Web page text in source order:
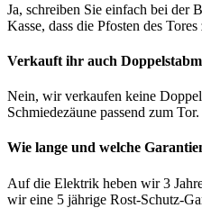
Ja, schreiben Sie einfach bei der
Kasse, dass die Pfosten des
Verkauft ihr auch
Nein, wir verkaufen keine
Schmiedezäune passend zum Tor.
Wie lange und welche
Auf die Elektrik heben wir 3
wir eine 5 jährige Rost-Schutz-